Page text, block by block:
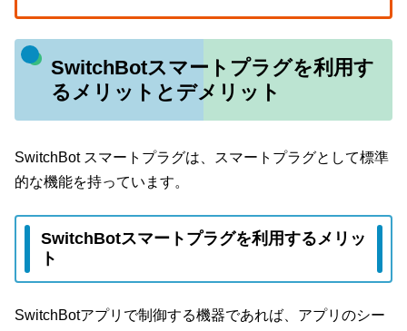
SwitchBotスマートプラグを利用す
るメリットとデメリット
SwitchBot スマートプラグは、スマートプラグとして標準
的な機能を持っています。
SwitchBotスマートプラグを利用するメリッ
ト
SwitchBotアプリで制御する機器であれば、アプリのシー